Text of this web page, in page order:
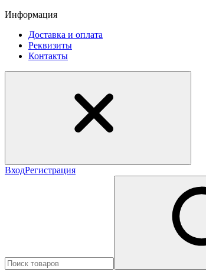
Информация
Доставка и оплата
Реквизиты
Контакты
ВходРегистрация